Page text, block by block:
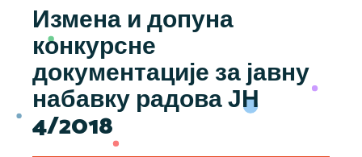
Измена и допуна
конкурсне
документације за јавну
набавку радова ЈН
4/2018